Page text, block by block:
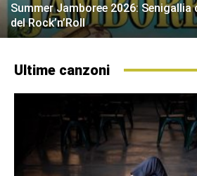
Summer Jamboree 2026: Senigallia
del Rock’n’Roll
Ultime canzoni